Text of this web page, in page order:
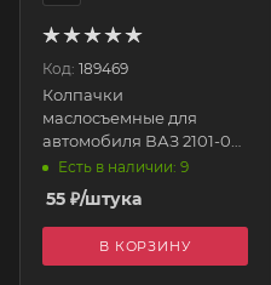
Код: 189469
Колпачки
маслосъемные для
автомобиля ВАЗ 2101-09.
(1шт) 70-22737-00 VICTOR
REINZ
Есть в наличии: 9
55 ₽/штука
В КОРЗИНУ